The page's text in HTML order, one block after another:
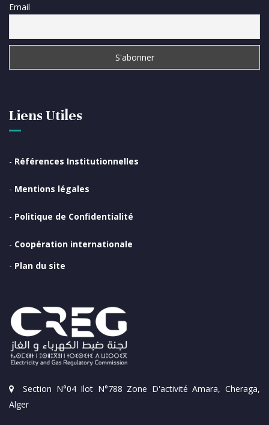
Section N°04 Ilot N°788 Zone D'activité Amara, Cheraga,
Alger
Liens Utiles
- Références Institutionnelles
- Mentions légales
- Politique de Confidentialité
- Coopération internationale
- Plan du site
Email